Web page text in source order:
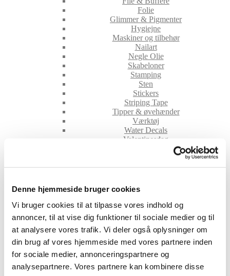
Denne hjemmeside bruger cookies
Vi bruger cookies til at tilpasse vores indhold og
annoncer, til at vise dig funktioner til sociale medier og til
at analysere vores trafik. Vi deler også oplysninger om
din brug af vores hjemmeside med vores partnere inden
for sociale medier, annonceringspartnere og
analysepartnere. Vores partnere kan kombinere disse
Folie
Glimmer & Pigmenter
Hygiejne
Maskiner og tilbehør
Nailart
Negle Olie
Skabeloner
Stamping
Sten
Stickers
Striping Tape
Tipper & øvehænder
Værktøj
Water Decals
Valentinesdag
Kurser
Vippe Produkter
VIPPER
Silke
Ultra soft flat cashmere
Volume
VIPPE TILBEHØR
After Care
Belysning